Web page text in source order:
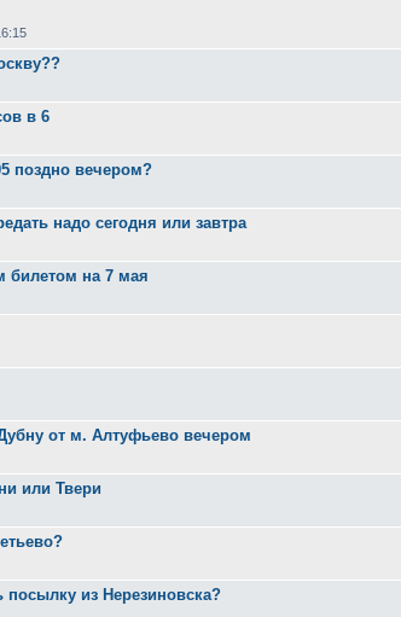
в 6
поздно вечером?
надо сегодня или завтра
билетом на 7 мая
от м. Алтуфьево вечером
или Твери
посылку из Нерезиновска?